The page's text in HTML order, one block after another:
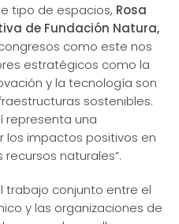
tipo de espacios, Rosa
de Fundación Natura,
como este nos
estratégicos como la
y la tecnología son
sostenibles.
representa una
los impactos positivos en
naturales”.
trabajo conjunto entre el
y las organizaciones de